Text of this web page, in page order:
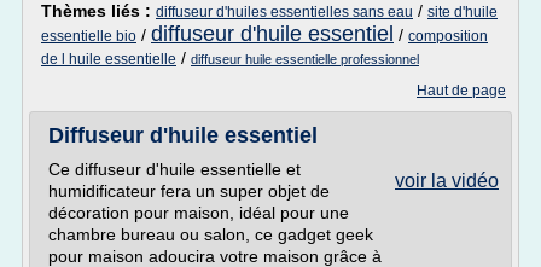
Thèmes liés : diffuseur d'huiles essentielles sans eau / site d'huile
essentielle bio / diffuseur d'huile essentiel / composition
de l huile essentielle / diffuseur huile essentielle professionnel
Haut de page
Diffuseur d'huile essentiel
voir la vidéo
Ce diffuseur d'huile essentielle et
humidificateur fera un super objet de
décoration pour maison, idéal pour une
chambre bureau ou salon, ce gadget geek
pour maison adoucira votre maison grâce à